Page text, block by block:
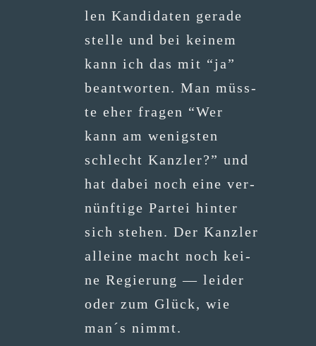
len Kan­di­da­ten gera­de
stel­le und bei kei­nem
kann ich das mit “ja”
beant­wor­ten. Man müss­
te eher fra­gen “Wer
kann am wenigs­ten
schlecht Kanz­ler?” und
hat dabei noch eine ver­
nünf­ti­ge Par­tei hin­ter
sich ste­hen. Der Kanz­ler
allei­ne macht noch kei­
ne Regie­rung — lei­der
oder zum Glück, wie
man´s nimmt.